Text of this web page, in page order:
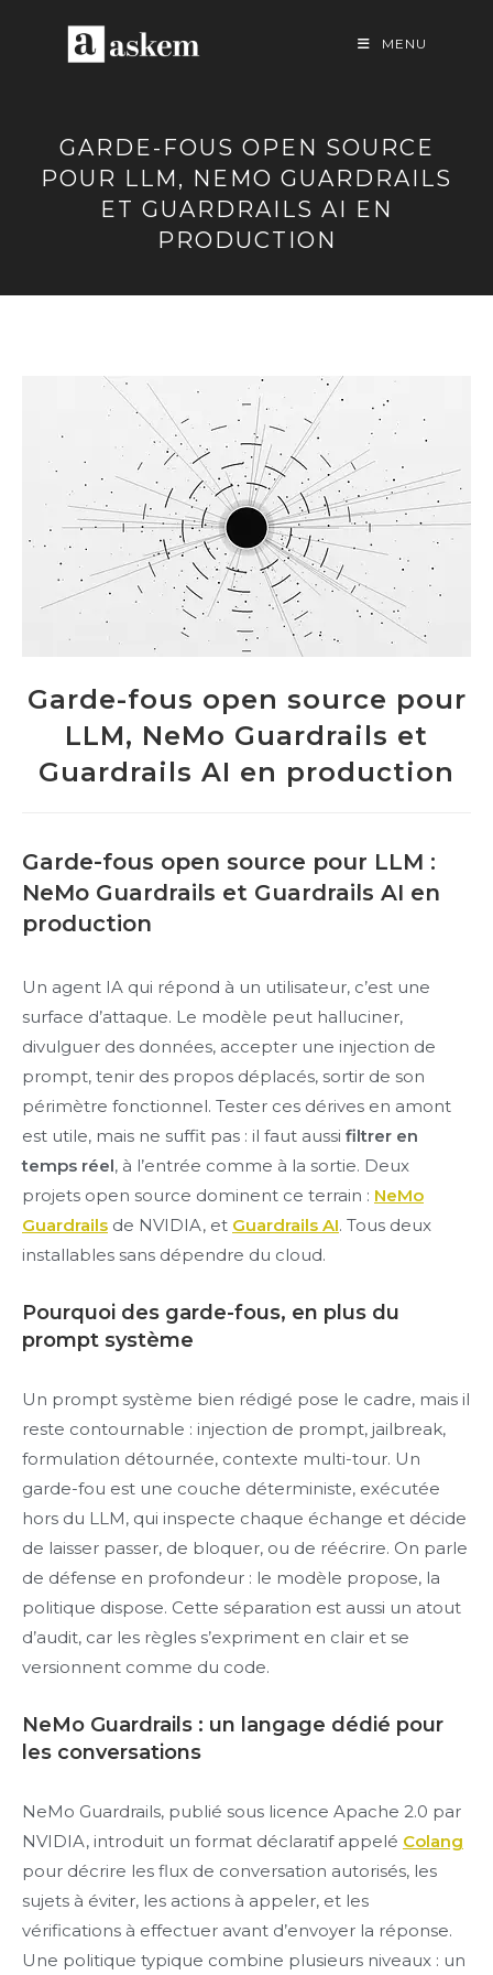
MENU
GARDE-FOUS OPEN SOURCE
POUR LLM, NEMO GUARDRAILS
ET GUARDRAILS AI EN
PRODUCTION
Garde-fous open source pour
LLM, NeMo Guardrails et
Guardrails AI en production
Garde-fous open source pour LLM :
NeMo Guardrails et Guardrails AI en
production
Un agent IA qui répond à un utilisateur, c’est une
surface d’attaque. Le modèle peut halluciner,
divulguer des données, accepter une injection de
prompt, tenir des propos déplacés, sortir de son
périmètre fonctionnel. Tester ces dérives en amont
est utile, mais ne suffit pas : il faut aussi filtrer en
temps réel, à l’entrée comme à la sortie. Deux
projets open source dominent ce terrain : NeMo
Guardrails de NVIDIA, et Guardrails AI. Tous deux
installables sans dépendre du cloud.
Pourquoi des garde-fous, en plus du
prompt système
Un prompt système bien rédigé pose le cadre, mais il
reste contournable : injection de prompt, jailbreak,
formulation détournée, contexte multi-tour. Un
garde-fou est une couche déterministe, exécutée
hors du LLM, qui inspecte chaque échange et décide
de laisser passer, de bloquer, ou de réécrire. On parle
de défense en profondeur : le modèle propose, la
politique dispose. Cette séparation est aussi un atout
d’audit, car les règles s’expriment en clair et se
versionnent comme du code.
NeMo Guardrails : un langage dédié pour
les conversations
NeMo Guardrails, publié sous licence Apache 2.0 par
NVIDIA, introduit un format déclaratif appelé Colang
pour décrire les flux de conversation autorisés, les
sujets à éviter, les actions à appeler, et les
vérifications à effectuer avant d’envoyer la réponse.
Une politique typique combine plusieurs niveaux : un